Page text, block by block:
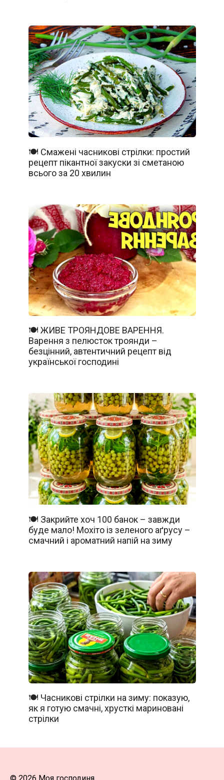
🍽️ Смажені часникові стрілки: простий
рецепт пікантної закуски зі сметаною
всього за 20 хвилин
🍽️ ЖИВЕ ТРОЯНДОВЕ ВАРЕННЯ.
Варення з пелюсток троянди –
безцінний, автентичний рецепт від
української господині
🍽️ Закрийте хоч 100 банок – завжди
буде мало! Мохіто із зеленого аґрусу –
смачний і ароматний напій на зиму
🍽️ Часникові стрілки на зиму: показую,
як я готую смачні, хрусткі мариновані
стрілки